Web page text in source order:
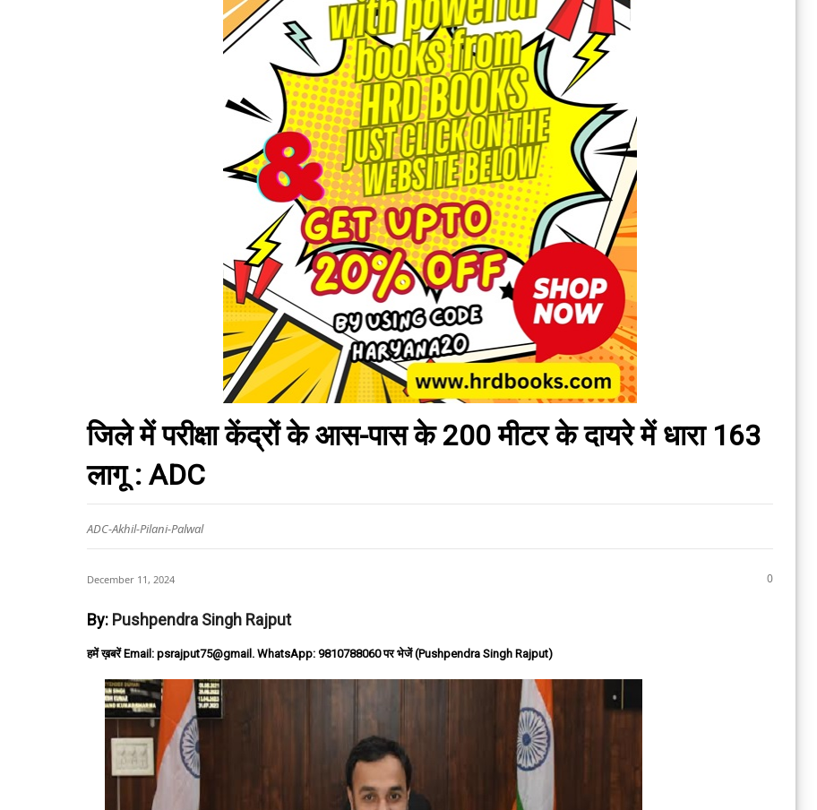
जिले में परीक्षा केंद्रों के आस-पास के 200 मीटर के दायरे में धारा 163
लागू : ADC
ADC-Akhil-Pilani-Palwal
December 11, 2024 0
By: Pushpendra Singh Rajput
हमें ख़बरें Email: psrajput75@gmail. WhatsApp: 9810788060 पर भेजें (Pushpendra Singh Rajput)